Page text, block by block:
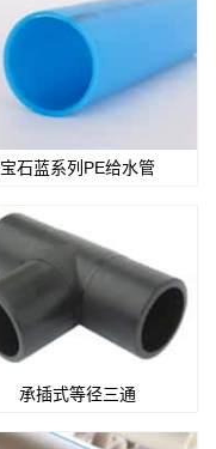
宝石蓝系列PE给水管
承插式等径三通